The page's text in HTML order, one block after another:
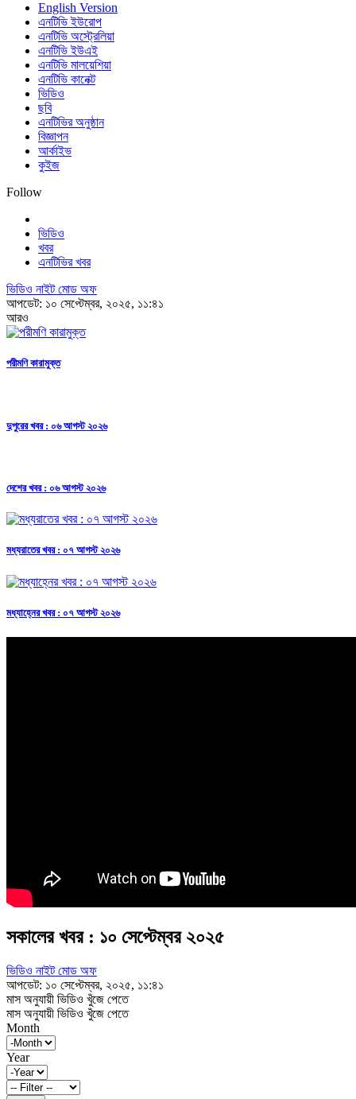
English Version
এনটিভি ইউরোপ
এনটিভি অস্ট্রেলিয়া
এনটিভি ইউএই
এনটিভি মালয়েশিয়া
এনটিভি কানেক্ট
ভিডিও
ছবি
এনটিভির অনুষ্ঠান
বিজ্ঞাপন
আর্কাইভ
কুইজ
Follow
ভিডিও
খবর
এনটিভির খবর
ভিডিও নাইট মোড অফ
আপডেট: ১০ সেপ্টেম্বর, ২০২৫, ১১:৪১
আরও
পরীমণি কারামুক্ত
দুপুরের খবর : ০৬ আগস্ট ২০২৬
দেশের খবর : ০৬ আগস্ট ২০২৬
মধ্যরাতের খবর : ০৭ আগস্ট ২০২৬
মধ্যাহ্নের খবর : ০৭ আগস্ট ২০২৬
সকালের খবর : ১০ সেপ্টেম্বর ২০২৫
ভিডিও নাইট মোড অফ
আপডেট: ১০ সেপ্টেম্বর, ২০২৫, ১১:৪১
মাস অনুযায়ী ভিডিও খুঁজে পেতে
মাস অনুযায়ী ভিডিও খুঁজে পেতে
Month
Year